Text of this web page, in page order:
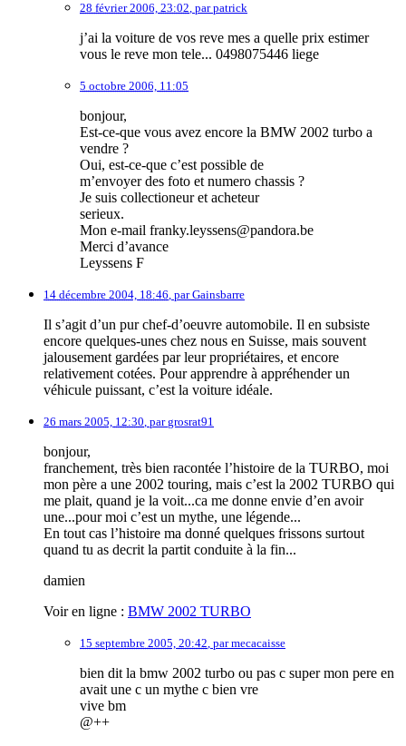
28 février 2006, 23:02, parpatrick
j’ai la voiture de vos reve mes a quelle prix estimer
vous le reve mon tele... 0498075446 liege
5 octobre 2006, 11:05
bonjour,
Est-ce-que vous avez encore la BMW 2002 turbo a
vendre ?
Oui, est-ce-que c’est possible de
m’envoyer des foto et numero chassis ?
Je suis collectioneur et acheteur
serieux.
Mon e-mail franky.leyssens@pandora.be
Merci d’avance
Leyssens F
14 décembre 2004, 18:46, parGainsbarre
Il s’agit d’un pur chef-d’oeuvre automobile. Il en subsiste
encore quelques-unes chez nous en Suisse, mais souvent
jalousement gardées par leur propriétaires, et encore
relativement cotées. Pour apprendre à appréhender un
véhicule puissant, c’est la voiture idéale.
26 mars 2005, 12:30, pargrosrat91
bonjour,
franchement, très bien racontée l’histoire de la TURBO, moi
mon père a une 2002 touring, mais c’est la 2002 TURBO qui
me plait, quand je la voit...ca me donne envie d’en avoir
une...pour moi c’est un mythe, une légende...
En tout cas l’histoire ma donné quelques frissons surtout
quand tu as decrit la partit conduite à la fin...
damien
Voir en ligne : BMW 2002 TURBO
15 septembre 2005, 20:42, parmecacaisse
bien dit la bmw 2002 turbo ou pas c super mon pere en
avait une c un mythe c bien vre
vive bm
@++